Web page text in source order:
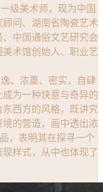
级美术师，现为中国
问、湖南省陶瓷艺术
中国通俗文艺研究会
术馆创始人、职业艺
、浓重、密实，自肆
为一种快意与奇异的
西方的风格，既讲究
的营造，画中透出浓
，表明其在探寻一个
样式，从中也体现了